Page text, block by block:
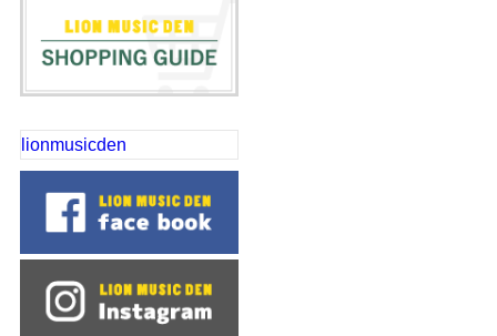
lionmusicden